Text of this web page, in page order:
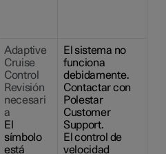
Adaptive
Cruise
Control
Revisión
necesari
a
El
símbolo
está
El sistema no
funciona
debidamente.
Contactar con
Polestar
Customer
Support.
El control de
velocidad